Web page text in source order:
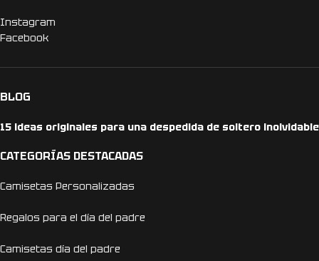
Instagram
Facebook
BLOG
15 ideas originales para una despedida de soltero inolvidable
CATEGORÍAS DESTACADAS
Camisetas Personalizadas
Regalos para el día del padre
Camisetas día del padre